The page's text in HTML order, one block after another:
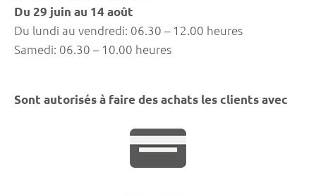
Du 29 juin au 14 août
Du lundi au vendredi: 06.30 – 12.00 heures
Samedi: 06.30 – 10.00 heures
Sont autorisés à faire des achats les clients avec